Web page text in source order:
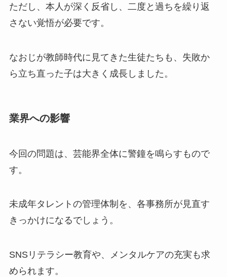
ただし、本人が深く反省し、二度と過ちを繰り返
さない覚悟が必要です。
なおじが教師時代に見てきた生徒たちも、失敗か
ら立ち直った子は大きく成長しました。
業界への影響
今回の問題は、芸能界全体に警鐘を鳴らすもので
す。
未成年タレントの管理体制を、各事務所が見直す
きっかけになるでしょう。
SNSリテラシー教育や、メンタルケアの充実も求
められます。